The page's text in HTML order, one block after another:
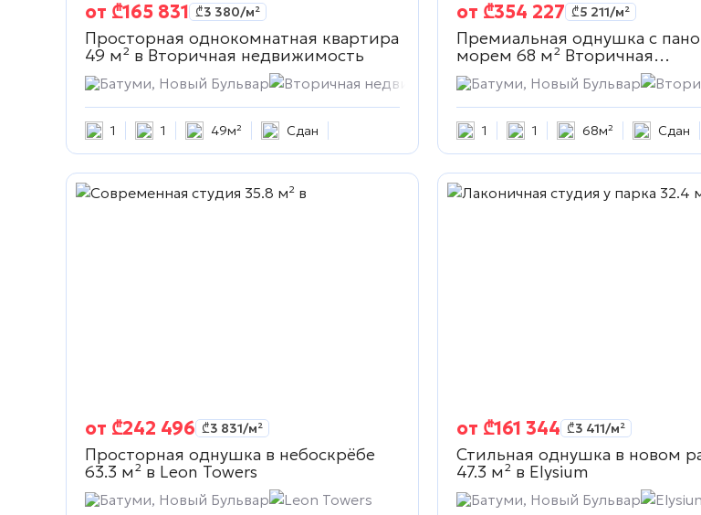
от ₾165 831 ₾3 380/м²
Просторная однокомнатная квартира
49 м² в Вторичная недвижимость
Батуми, Новый Бульвар Вторичная недвижимость
1 1 49м² Сдан
от ₾354 227 ₾5 211/м²
Премиальная однушка с
морем 68 м²Вторичная
недвижимость
Батуми, Новый Бульвар
1 1 68м² Сдан
от ₾242 496 ₾3 831/м²
Просторная однушка в небоскрёбе
63.3 м² в Leon Towers
Батуми, Новый Бульвар Leon Towers
от ₾161 344 ₾3 411/м²
Стильная однушка в новом
47.3 м² в Elysium
Батуми, Новый Бульвар